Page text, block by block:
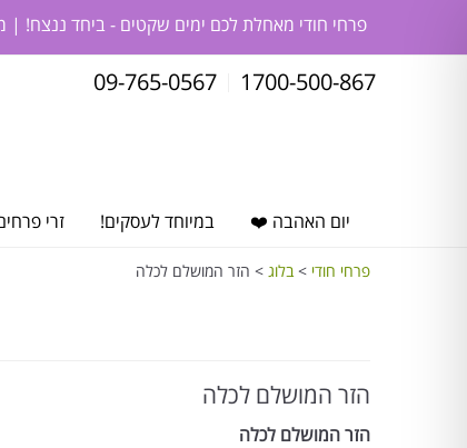
פרחי חודי מאחלת לכם ימים שקטים - ביחד ננצח! |
1700-500-867
09-765-0567
יום האהבה ❤️ במיוחד לעסקים! זרי
פרחי חודי >בלוג > הזר המושלם לכלה
הזר המושלם לכלה
הזר המושלם לכלה